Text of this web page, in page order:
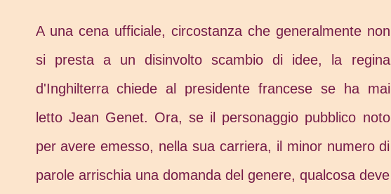
A una cena ufficiale, circostanza che generalmente non
si presta a un disinvolto scambio di idee, la regina
d'Inghilterra chiede al presidente francese se ha mai
letto Jean Genet. Ora, se il personaggio pubblico noto
per avere emesso, nella sua carriera, il minor numero di
parole arrischia una domanda del genere, qualcosa deve